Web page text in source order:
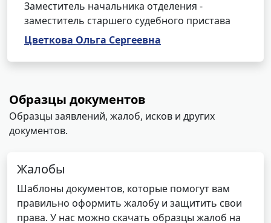
Заместитель начальника отделения -
заместитель старшего судебного пристава
Цветкова Ольга Сергеевна
Образцы документов
Образцы заявлений, жалоб, исков и других
документов.
Жалобы
Шаблоны документов, которые помогут вам
правильно оформить жалобу и защитить свои
права. У нас можно скачать образцы жалоб на